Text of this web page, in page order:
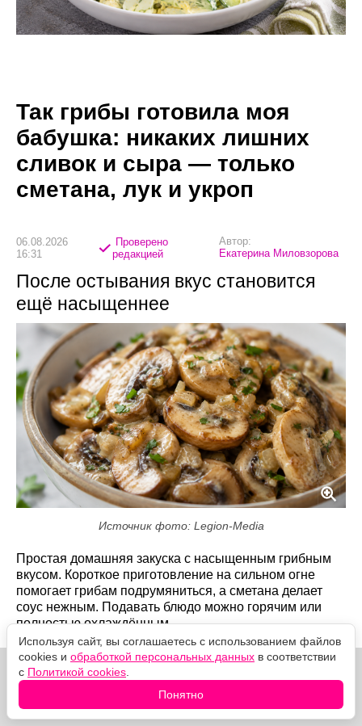
Так грибы готовила моя
бабушка: никаких лишних
сливок и сыра — только
сметана, лук и укроп
06.08.2026
16:31
Проверено
редакцией
Автор:
Екатерина Миловзорова
После остывания вкус становится
ещё насыщеннее
Источник фото: Legion-Media
Простая домашняя закуска с насыщенным грибным
вкусом. Короткое приготовление на сильном огне
помогает грибам подрумяниться, а сметана делает
соус нежным. Подавать блюдо можно горячим или
полностью охлаждённым.
Используя сайт, вы соглашаетесь с использованием файлов
cookies и обработкой персональных данных в соответствии
с Политикой cookies
Понятно